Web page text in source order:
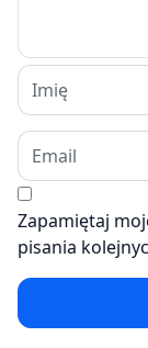
Zapamiętaj
pisania